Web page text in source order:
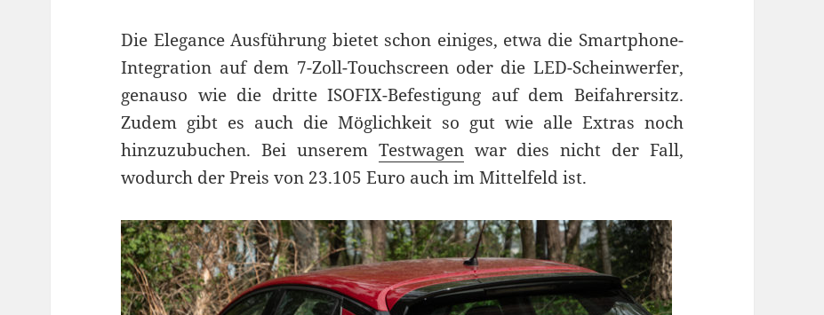
Die Elegance Ausführung bietet schon einiges, etwa die Smartphone-
Integration auf dem 7-Zoll-Touchscreen oder die LED-Scheinwerfer,
genauso wie die dritte ISOFIX-Befestigung auf dem Beifahrersitz.
Zudem gibt es auch die Möglichkeit so gut wie alle Extras noch
hinzuzubuchen. Bei unserem Testwagenwar dies nicht der Fall,
wodurch der Preis von 23.105 Euro auch im Mittelfeld ist.